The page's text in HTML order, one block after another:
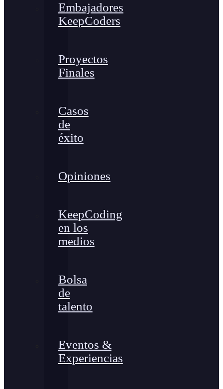
Embajadores
KeepCoders
Proyectos
Finales
Casos
de
éxito
Opiniones
KeepCoding
en los
medios
Bolsa
de
talento
Eventos &
Experiencias